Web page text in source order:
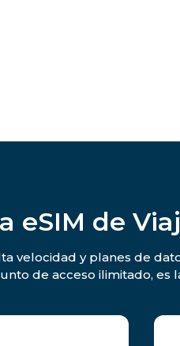
eSIM de
velocidad y planes de
de acceso ilimitado,